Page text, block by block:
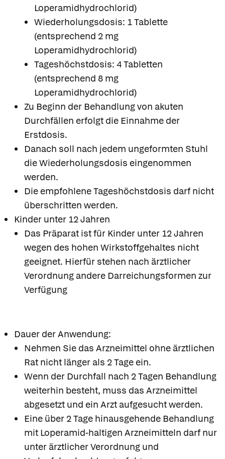
Loperamidhydrochlorid)
Wiederholungsdosis: 1 Tablette
(entsprechend 2 mg
Loperamidhydrochlorid)
Tageshöchstdosis: 4 Tabletten
(entsprechend 8 mg
Loperamidhydrochlorid)
Zu Beginn der Behandlung von akuten
Durchfällen erfolgt die Einnahme der
Erstdosis.
Danach soll nach jedem ungeformten Stuhl
die Wiederholungsdosis eingenommen
werden.
Die empfohlene Tageshöchstdosis darf nicht
überschritten werden.
Kinder unter 12 Jahren
Das Präparat ist für Kinder unter 12 Jahren
wegen des hohen Wirkstoffgehaltes nicht
geeignet. Hierfür stehen nach ärztlicher
Verordnung andere Darreichungsformen zur
Verfügung
Dauer der Anwendung:
Nehmen Sie das Arzneimittel ohne ärztlichen
Rat nicht länger als 2 Tage ein.
Wenn der Durchfall nach 2 Tagen Behandlung
weiterhin besteht, muss das Arzneimittel
abgesetzt und ein Arzt aufgesucht werden.
Eine über 2 Tage hinausgehende Behandlung
mit Loperamid-haltigen Arzneimitteln darf nur
unter ärztlicher Verordnung und